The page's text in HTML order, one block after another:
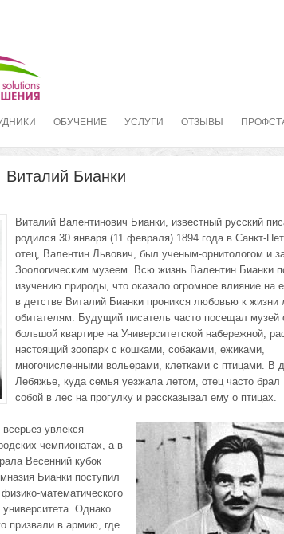
ОБУЧЕНИЕ УСЛУГИ ОТЗЫВЫ
Виталий Бианки
Виталий Валентинович Бианки, известный русский
родился 30 января (11 февраля) 1894 года в Санкт-
отец, Валентин Львович, был ученым-орнитологом и
Зоологическим музеем. Всю жизнь Валентин Бианки
изучению природы, что оказало огромное влияние на
в детстве Виталий Бианки проникся любовью к жизни
обитателям. Будущий писатель часто посещал музей
большой квартире на Университетской набережной,
настоящий зоопарк с кошками, собаками, ежиками,
многочисленными вольерами, клетками с птицами. В
Лебяжье, куда семья уезжала летом, отец часто брал
собой в лес на прогулку и рассказывал ему о птицах.
увлекся
чемпионатах, а в
Весенний кубок
Бианки поступил
математического
университета. Однако
призвали в армию, где